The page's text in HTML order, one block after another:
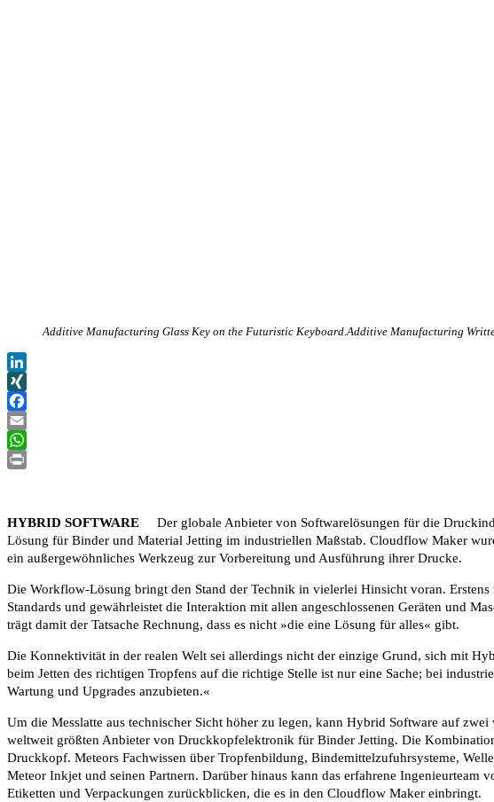
Additive Manufacturing Glass Key on the Futuristic Keyboard.Additive Manufacturing
LinkedIn
XING
Facebook
Email
WhatsApp
HYBRID SOFTWARE Der globale Anbieter von Softwarelösungen für die
Lösung für Binder und Material Jetting im industriellen Maßstab. Cloudflow Maker
ein außergewöhnliches Werkzeug zur Vorbereitung und Ausführung ihrer Drucke.
Die Workflow-Lösung bringt den Stand der Technik in vielerlei Hinsicht voran.
Standards und gewährleistet die Interaktion mit allen angeschlossenen Geräten und
trägt damit der Tatsache Rechnung, dass es nicht »die eine Lösung für alles« gibt.
Die Konnektivität in der realen Welt sei allerdings nicht der einzige Grund, sich mit
beim Jetten des richtigen Tropfens auf die richtige Stelle ist nur eine Sache; bei
Wartung und Upgrades anzubieten.«
Um die Messlatte aus technischer Sicht höher zu legen, kann Hybrid Software auf
weltweit größten Anbieter von Druckkopfelektronik für Binder Jetting. Die
Druckkopf. Meteors Fachwissen über Tropfenbildung, Bindemittelzufuhrsysteme,
Meteor Inkjet und seinen Partnern. Darüber hinaus kann das erfahrene
Etiketten und Verpackungen zurückblicken, die es in den Cloudflow Maker einbringt.